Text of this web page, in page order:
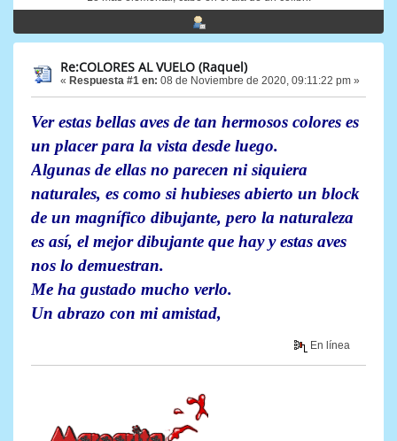
Re:COLORES AL VUELO (Raquel)
« Respuesta #1 en: 08 de Noviembre de 2020, 09:11:22 pm »
Ver estas bellas aves de tan hermosos colores es
un placer para la vista desde luego.
Algunas de ellas no parecen ni siquiera
naturales, es como si hubieses abierto un block
de un magnífico dibujante, pero la naturaleza
es así, el mejor dibujante que hay y estas aves
nos lo demuestran.
Me ha gustado mucho verlo.
Un abrazo con mi amistad,
En línea